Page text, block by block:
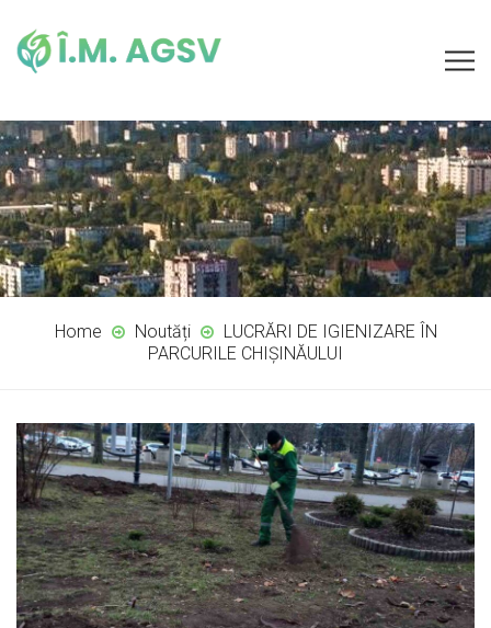
Home Noutăți
LUCRĂRI DE IGIENIZARE ÎN
PARCURILE CHIȘINĂULUI